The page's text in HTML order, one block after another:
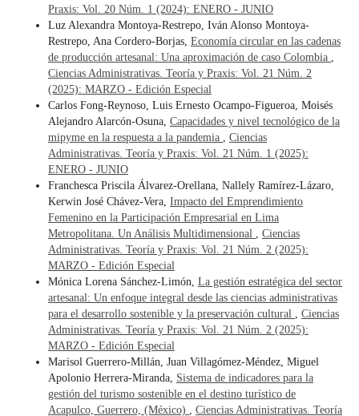
Praxis: Vol. 20 Núm. 1 (2024): ENERO - JUNIO
Luz Alexandra Montoya-Restrepo, Iván Alonso Montoya-
Restrepo, Ana Cordero-Borjas, Economía circular en las cadenas
de producción artesanal: Una aproximación de caso Colombia
Ciencias Administrativas. Teoría y Praxis: Vol. 21 Núm. 2
(2025): MARZO - Edición Especial
Carlos Fong-Reynoso, Luis Ernesto Ocampo-Figueroa, Moisés
Alejandro Alarcón-Osuna, Capacidades y nivel tecnológico de la
mipyme en la respuesta a la pandemia
Ciencias
Administrativas. Teoría y Praxis: Vol. 21 Núm. 1 (2025):
ENERO - JUNIO
Franchesca Priscila Álvarez-Orellana, Nallely Ramírez-Lázaro,
Kerwin José Chávez-Vera, Impacto del Emprendimiento
Femenino en la Participación Empresarial en Lima
Metropolitana. Un Análisis Multidimensional
Ciencias
Administrativas. Teoría y Praxis: Vol. 21 Núm. 2 (2025):
MARZO - Edición Especial
Mónica Lorena Sánchez-Limón, La gestión estratégica del sector
artesanal: Un enfoque integral desde las ciencias administrativas
para el desarrollo sostenible y la preservación cultural
Ciencias
Administrativas. Teoría y Praxis: Vol. 21 Núm. 2 (2025):
MARZO - Edición Especial
Marisol Guerrero-Millán, Juan Villagómez-Méndez, Miguel
Apolonio Herrera-Miranda, Sistema de indicadores para la
gestión del turismo sostenible en el destino turístico de
Acapulco, Guerrero, (México)
Ciencias Administrativas. Teoría